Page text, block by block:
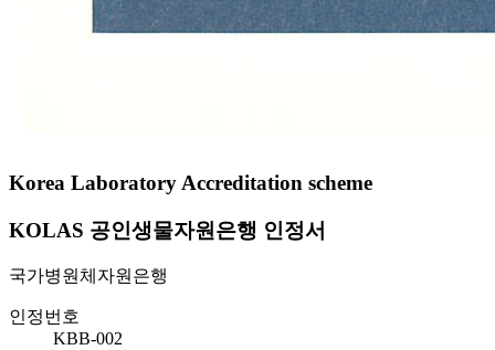
Korea Laboratory Accreditation scheme
KOLAS 공인생물자원은행 인정서
국가병원체자원은행
인정번호
KBB-002